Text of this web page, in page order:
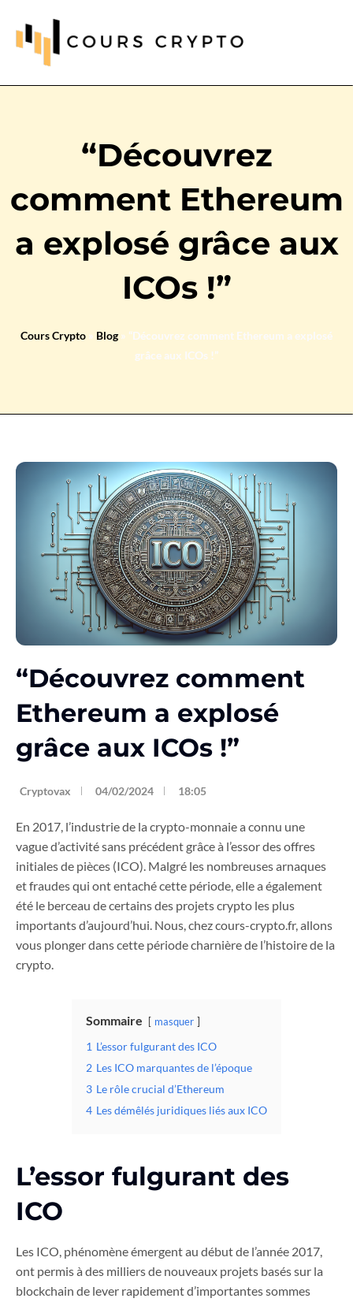
“Découvrez
comment Ethereum
a explosé grâce aux
ICOs !”
Cours Crypto » Blog » “Découvrez comment Ethereum a explosé
grâce aux ICOs !”
“Découvrez comment
Ethereum a explosé
grâce aux ICOs !”
Cryptovax 04/02/2024 18:05
En 2017, l’industrie de la crypto-monnaie a connu une
vague d’activité sans précédent grâce à l’essor des offres
initiales de pièces (ICO). Malgré les nombreuses arnaques
et fraudes qui ont entaché cette période, elle a également
été le berceau de certains des projets crypto les plus
importants d’aujourd’hui. Nous, chez cours-crypto.fr, allons
vous plonger dans cette période charnière de l’histoire de la
crypto.
Sommaire masquer
1 L’essor fulgurant des ICO
2 Les ICO marquantes de l’époque
3 Le rôle crucial d’Ethereum
4 Les démêlés juridiques liés aux ICO
L’essor fulgurant des
ICO
Les ICO, phénomène émergent au début de l’année 2017,
ont permis à des milliers de nouveaux projets basés sur la
blockchain de lever rapidement d’importantes sommes